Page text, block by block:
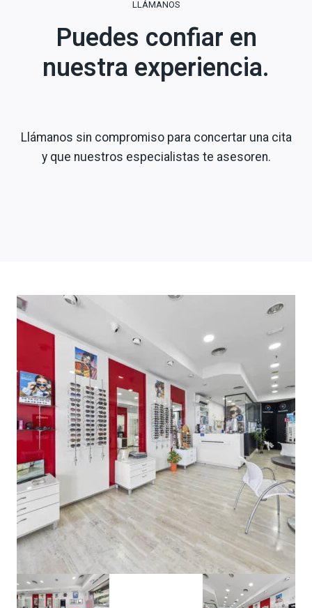
LLÁMANOS
Puedes confiar en
nuestra experiencia.
Llámanos sin compromiso para concertar una cita
y que nuestros especialistas te asesoren.